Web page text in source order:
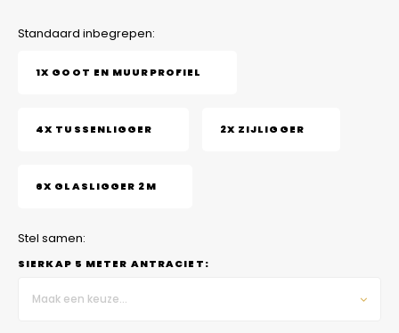
Standaard inbegrepen:
1X GOOT EN MUURPROFIEL
4X TUSSENLIGGER 2X ZIJLIGGER
6X GLASLIGGER 2M
Stel samen:
SIERKAP 5 METER ANTRACIET:
Maak een keuze...